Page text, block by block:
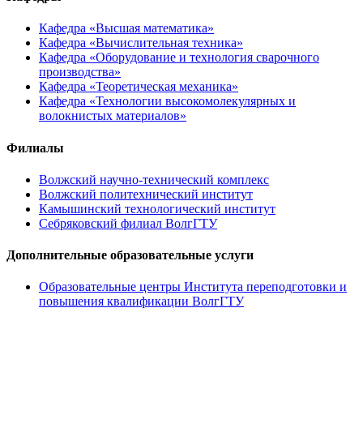
Кафедра «Высшая математика»
Кафедра «Вычислительная техника»
Кафедра «Оборудование и технология сварочного
производства»
Кафедра «Теоретическая механика»
Кафедра «Технологии высокомолекулярных и
волокнистых материалов»
Филиалы
Волжский научно-технический комплекс
Волжский политехнический институт
Камышинский технологический институт
Себряковский филиал ВолгГТУ
Дополнительные образовательные услуги
Образовательные центры Института переподготовки и
повышения квалификации ВолгГТУ